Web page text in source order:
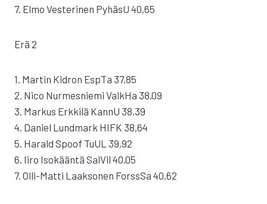
7. Elmo Vesterinen PyhäsU 40,65
Erä 2
1. Martin Kidron EspTa 37,85
2. Nico Nurmesniemi ValkHa 38,09
3. Markus Erkkilä KannU 38,39
4. Daniel Lundmark HIFK 38,64
5. Harald Spoof TuUL 39,92
6. Iiro Isokääntä SalVil 40,05
7. Olli-Matti Laaksonen ForssSa 40,62